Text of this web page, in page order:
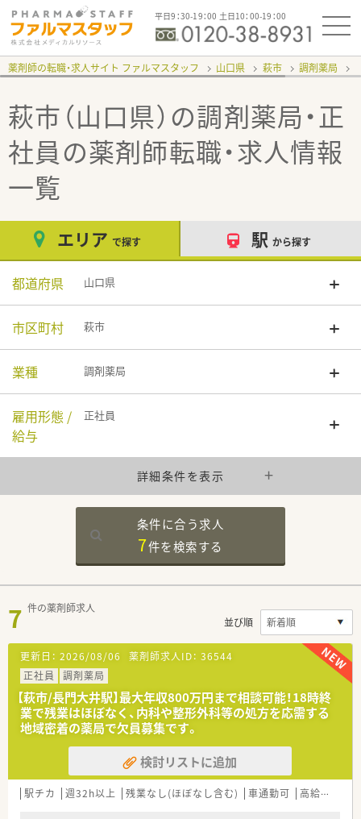
平日9：30-19：00 土日10：00-19：00
薬剤師の転職・求人サイト ファルマスタッフ 山口県 萩市 調剤薬局
萩市（山口県）の調剤薬局・正
社員の薬剤師転職・求人情報
一覧
エリア で探す 駅 から探す
都道府県 山口県
市区町村 萩市
業種 調剤薬局
雇用形態 /
給与
正社員
詳細条件を表示
条件に合う求人
7件を検索する
7 件の薬剤師求人
並び順
更新日： 2026/08/06 薬剤師求人ID： 36544
正社員
調剤薬局
【萩市/長門大井駅】最大年収800万円まで相談可能！18時終
業で残業はほぼなく、内科や整形外科等の処方を応需する
地域密着の薬局で欠員募集です。
検討リストに追加
駅チカ 週32h以上 残業なし(ほぼなし含む) 車通勤可 高給与(600万円以上)